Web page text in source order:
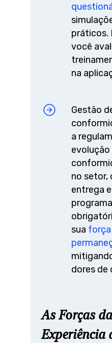
práticos.
você
na
Gestão
a
no setor,
entrega
sua
dores de
As Forças
Experiência